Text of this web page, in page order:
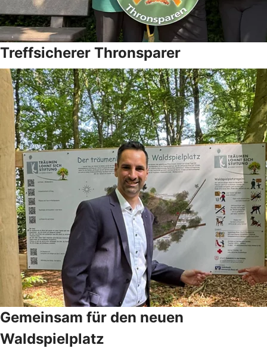
Treffsicherer Thronsparer
Gemeinsam für den neuen
Waldspielplatz